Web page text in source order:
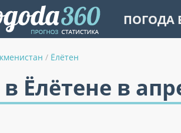
ПОГОДА
/ Ёлётен
Ёлётене в